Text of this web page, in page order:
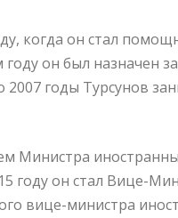
когда он стал
он был назначен
годы Турсунов
Министра
году он стал Вице-
вице-министра